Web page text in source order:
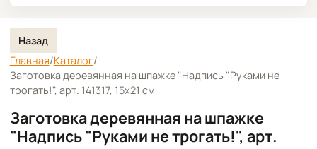
Назад
Главная/Каталог/
Заготовка деревянная на шпажке "Надпись "Руками не
трогать!", арт. 141317, 15х21 см
Заготовка деревянная на шпажке
"Надпись "Руками не трогать!", арт.